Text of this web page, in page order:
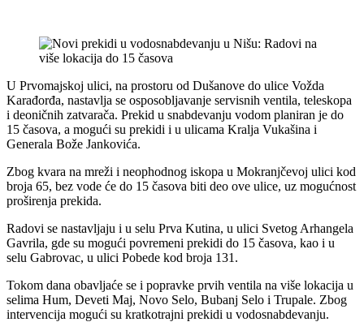
U Prvomajskoj ulici, na prostoru od Dušanove do ulice Vožda
Karađorđa, nastavlja se osposobljavanje servisnih ventila, teleskopa
i deoničnih zatvarača. Prekid u snabdevanju vodom planiran je do
15 časova, a mogući su prekidi i u ulicama Kralja Vukašina i
Generala Bože Jankovića.
Zbog kvara na mreži i neophodnog iskopa u Mokranjčevoj ulici kod
broja 65, bez vode će do 15 časova biti deo ove ulice, uz mogućnost
proširenja prekida.
Radovi se nastavljaju i u selu Prva Kutina, u ulici Svetog Arhangela
Gavrila, gde su mogući povremeni prekidi do 15 časova, kao i u
selu Gabrovac, u ulici Pobede kod broja 131.
Tokom dana obavljaće se i popravke prvih ventila na više lokacija u
selima Hum, Deveti Maj, Novo Selo, Bubanj Selo i Trupale. Zbog
intervencija mogući su kratkotrajni prekidi u vodosnabdevanju.